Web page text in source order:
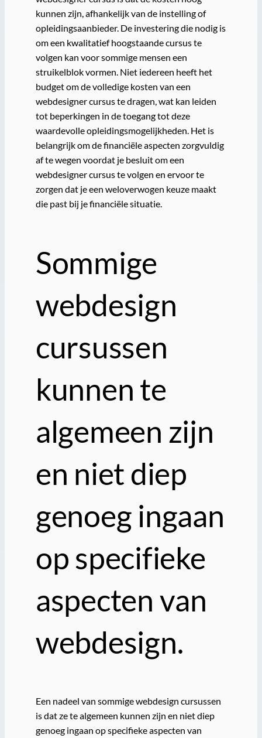
kunnen zijn, afhankelijk van de instelling of
opleidingsaanbieder. De investering die nodig is
om een kwalitatief hoogstaande cursus te
volgen kan voor sommige mensen een
struikelblok vormen. Niet iedereen heeft het
budget om de volledige kosten van een
webdesigner cursus te dragen, wat kan leiden
tot beperkingen in de toegang tot deze
waardevolle opleidingsmogelijkheden. Het is
belangrijk om de financiële aspecten zorgvuldig
af te wegen voordat je besluit om een
webdesigner cursus te volgen en ervoor te
zorgen dat je een weloverwogen keuze maakt
die past bij je financiële situatie.
Sommige
webdesign
cursussen
kunnen te
algemeen zijn
en niet diep
genoeg ingaan
op specifieke
aspecten van
webdesign.
Een nadeel van sommige webdesign cursussen
is dat ze te algemeen kunnen zijn en niet diep
genoeg ingaan op specifieke aspecten van